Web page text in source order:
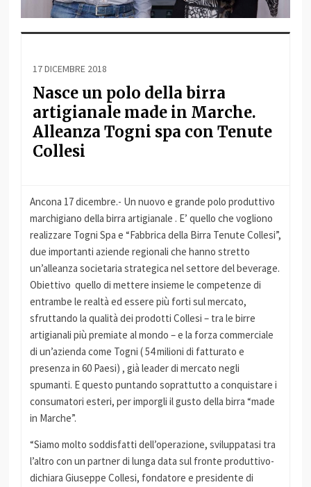
17 DICEMBRE 2018
Nasce un polo della birra
artigianale made in Marche.
Alleanza Togni spa con Tenute
Collesi
Ancona 17 dicembre.- Un nuovo e grande polo produttivo
marchigiano della birra artigianale . E’ quello che vogliono
realizzare Togni Spa e “Fabbrica della Birra Tenute Collesi”,
due importanti aziende regionali che hanno stretto
un’alleanza societaria strategica nel settore del beverage.
Obiettivo quello di mettere insieme le competenze di
entrambe le realtà ed essere più forti sul mercato,
sfruttando la qualità dei prodotti Collesi – tra le birre
artigianali più premiate al mondo – e la forza commerciale
di un’azienda come Togni ( 54 milioni di fatturato e
presenza in 60 Paesi) , già leader di mercato negli
spumanti. E questo puntando soprattutto a conquistare i
consumatori esteri, per imporgli il gusto della birra “made
in Marche”.
“Siamo molto soddisfatti dell’operazione, sviluppatasi tra
l’altro con un partner di lunga data sul fronte produttivo-
dichiara Giuseppe Collesi, fondatore e presidente di